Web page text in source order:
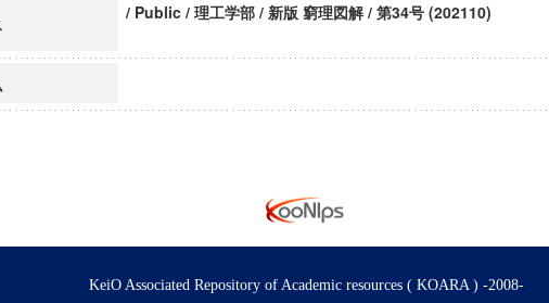
/ Public / 理工学部 / 新版 窮理図解 / 第34号 (202110)
KeiO Associated Repository of Academic resources ( KOARA ) -2008-